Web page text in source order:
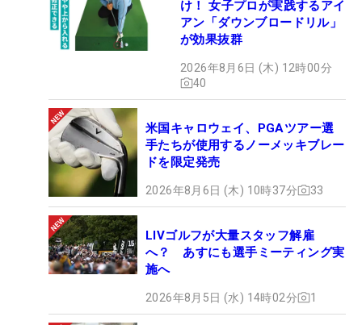
け！ 女子プロが実践するアイ
アン「ダウンブロードリル」
が効果抜群
2026年8月6日 (木) 12時00分
40
米国キャロウェイ、PGAツアー選
手たちが使用するノーメッキブレー
ドを限定発売
2026年8月6日 (木) 10時37分 33
LIVゴルフが大量スタッフ解雇
へ？ あすにも選手ミーティング実
施へ
2026年8月5日 (水) 14時02分 1